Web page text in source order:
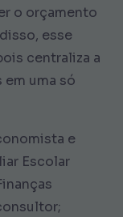
o orçamento
esse
centraliza a
uma só
e
Escolar